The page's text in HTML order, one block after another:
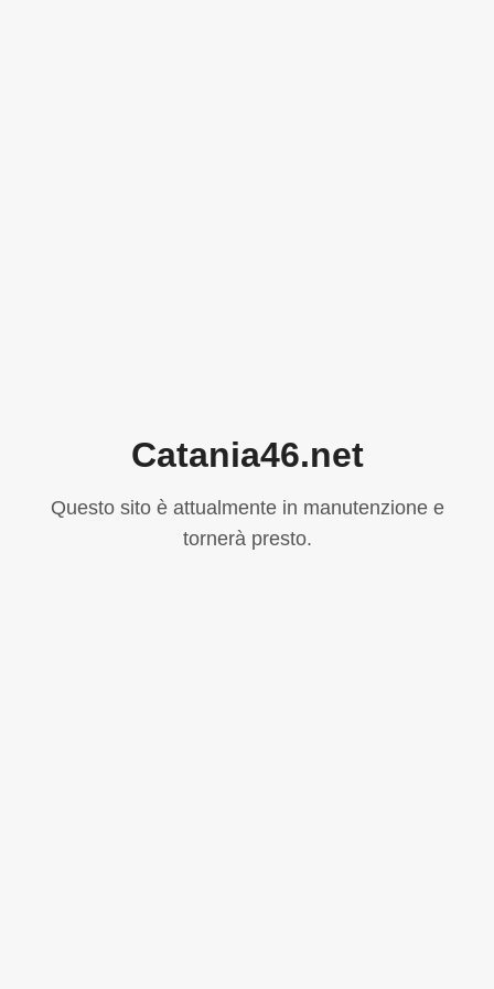
Catania46.net
Questo sito è attualmente in manutenzione e
tornerà presto.